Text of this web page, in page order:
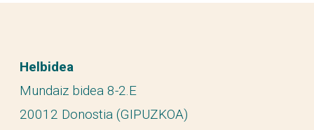
Helbidea
Mundaiz bidea 8-2.E
20012 Donostia (GIPUZKOA)